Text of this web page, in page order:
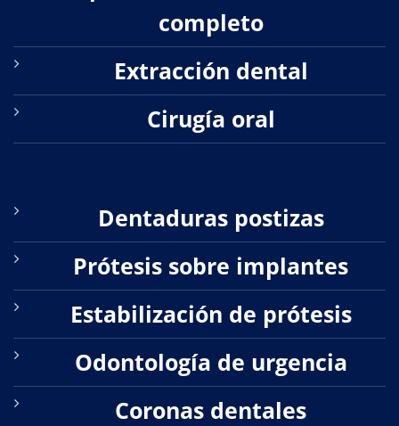
completo
Extracción dental
Cirugía oral
Dentaduras postizas
Prótesis sobre implantes
Estabilización de prótesis
Odontología de urgencia
Coronas dentales